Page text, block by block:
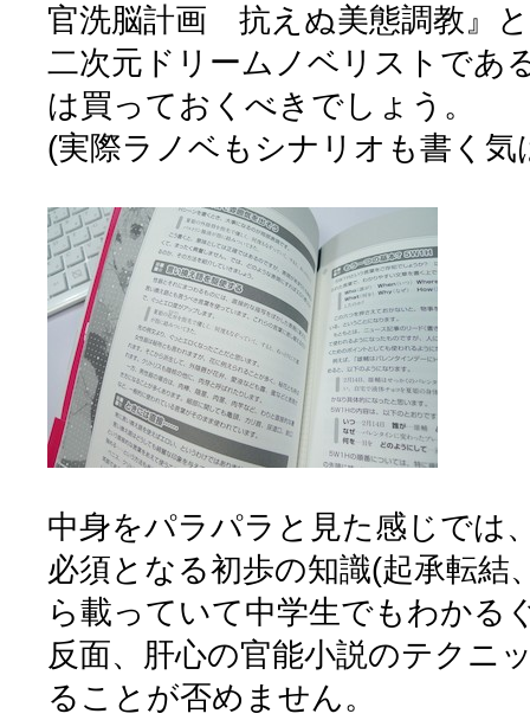
官洗脳計画 抗えぬ美態調教』
二次元ドリームノベリストであ
は買っておくべきでしょう。
(実際ラノベもシナリオも書く
中身をパラパラと見た感じでは
必須となる初歩の知識(起承転結
ら載っていて中学生でもわかる
反面、肝心の官能小説のテクニ
ることが否めません。